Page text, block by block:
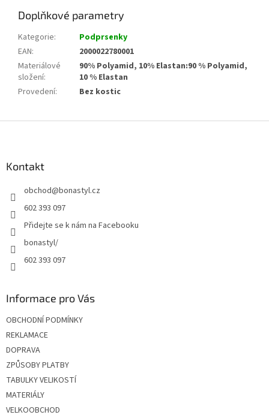
Doplňkové parametry
Kategorie:
Podprsenky
EAN:
2000022780001
Materiálové
složení:
90% Polyamid, 10% Elastan:90 % Polyamid,
10 % Elastan
Provedení: Bez kostic
Kontakt
obchod@bonastyl.cz
602 393 097
Přidejte se k nám na Facebooku
bonastyl/
602 393 097
Informace pro Vás
OBCHODNÍ PODMÍNKY
REKLAMACE
DOPRAVA
ZPŮSOBY PLATBY
TABULKY VELIKOSTÍ
MATERIÁLY
VELKOOBCHOD